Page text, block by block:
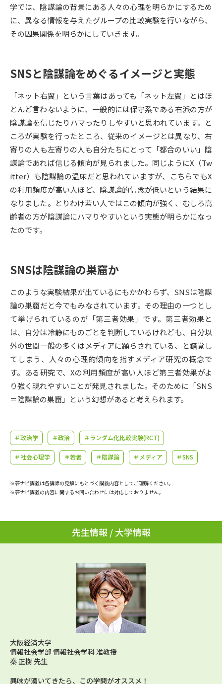
新増設大学・学部・学科特集
国際・グローバルに強い大学特
データサイエンス特集 奨学金・特待生制度特集
（高3生用）
（高2生用）
SELFBRAND特集ページ
オープンキャンパスなどを調べる
オープンキャンパス検索 実施プログラムから探す
来場型・Web型イベント特集 夢ナビライブ
志望校・出願校を調べる
併願校選び 受験スケジュールを立てよう
先輩が入学を決めた理由 テレメール全国一斉進学調査
新生活お役立ちガイド
学問発見 学問検索
大学で学びたい学問発見
学問のミニ講義「夢ナビ講義」 学問分野解説
学問の教科書 夢ナビライブ
ユーザーサポート
Ｑ＆Ａ よくあるご質問 大学進学IDについて
受付内容・発送状況の確認
個人情報取扱規定
テレメール進学カタログ
訂正のご案内
学では、陰謀論の背景にある人々の心理を明らかにするため
に、異なる情報を与えたグループの比較実験を行いながら、
その因果関係を明らかにしていきます。
SNSと陰謀論をめぐるイメージと実態
「ネット右翼」という言葉はあっても「ネット左翼」とはほ
とんど言わないように、一般的には保守系である右派の方が
陰謀論を信じたりハマったりしやすいと思われています。と
ころが実験を行ったところ、従来のイメージとは異なり、右
寄りの人も左寄りの人も自分たちにとって「都合のいい」陰
謀論であれば信じる傾向が見られました。同じようにX（Tw
itter）も陰謀論の温床だと思われていますが、こちらでもX
の利用頻度が高い人ほど、陰謀論的信念が低いという結果に
なりました。とりわけ若い人ではこの傾向が強く、むしろ高
齢者の方が陰謀論にハマりやすいという実態が明らかになっ
たのです。
SNSは陰謀論の巣窟か
このような実験結果が出ているにもかかわらず、SNSは陰謀
論の巣窟だと今でもみなされています。その理由の一つとし
て挙げられているのが「第三者効果」です。第三者効果と
は、自分は冷静にものごとを判断しているけれども、自分以
外の世間一般の多くはメディアに踊らされている、と錯覚し
てしまう、人々の心理的傾向を指すメディア研究の概念で
す。ある研究で、Xの利用頻度が高い人ほど第三者効果がよ
り強く現れやすいことが発見されました。そのために「SNS
＝陰謀論の巣窟」という幻想があると考えられます。
＃政治学 ＃政治 ＃ランダム化比較実験(RCT)
＃社会心理学 ＃若者 ＃陰謀論 ＃メディア ＃SNS
※夢ナビ講義は各講師の見解にもとづく講義内容としてご理解ください。
※夢ナビ講義の内容に関するお問い合わせには対応しておりません。
先生情報 / 大学情報
大阪経済大学
情報社会学部 情報社会学科 准教授
秦 正樹 先生
興味が湧いてきたら、この学問がオススメ！